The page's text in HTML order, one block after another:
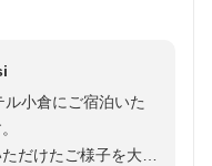
一同心よりお待ち申
voice/974?
小倉にご宿泊いた
だけたご様子を大変